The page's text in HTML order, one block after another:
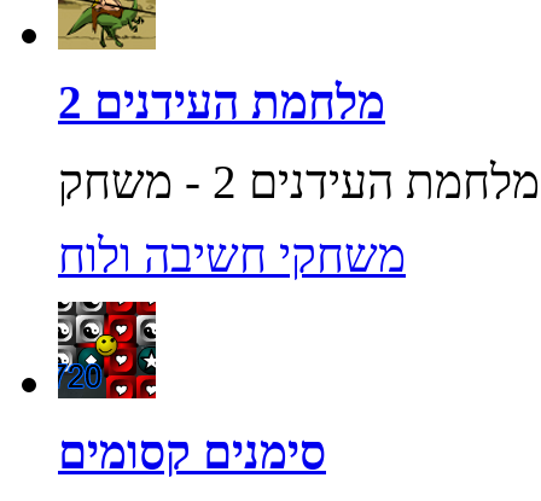
מלחמת העידנים 2
משחקי חשיבה ולוח
סימנים קסומים